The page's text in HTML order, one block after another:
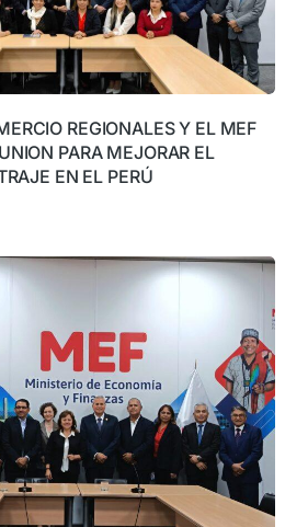
REGIONALES Y EL MEF
PARA MEJORAR EL
EN EL PERÚ